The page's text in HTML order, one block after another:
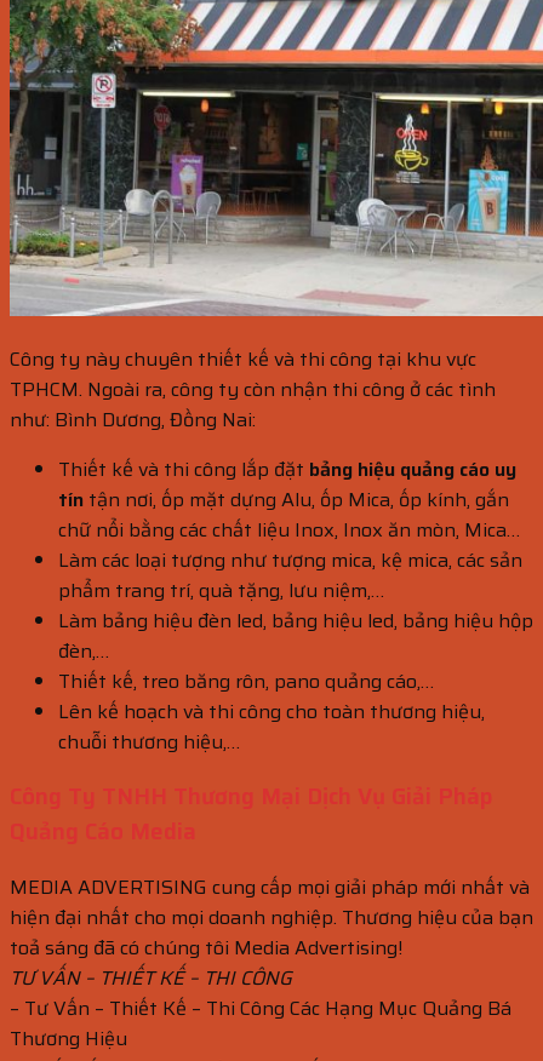
Công ty này chuyên thiết kế và thi công tại khu vực
TPHCM. Ngoài ra, công ty còn nhận thi công ở các tình
như: Bình Dương, Đồng Nai:
Thiết kế và thi công lắp đặt bảng hiệu quảng cáo uy
tín tận nơi, ốp mặt dựng Alu, ốp Mica, ốp kính, gắn
chữ nổi bằng các chất liệu Inox, Inox ăn mòn, Mica…
Làm các loại tượng như tượng mica, kệ mica, các sản
phẩm trang trí, quà tặng, lưu niệm,…
Làm bảng hiệu đèn led, bảng hiệu led, bảng hiệu hộp
đèn,…
Thiết kế, treo băng rôn, pano quảng cáo,…
Lên kế hoạch và thi công cho toàn thương hiệu,
chuỗi thương hiệu,…
Công Ty TNHH Thương Mại Dịch Vụ Giải Pháp
Quảng Cáo Media
MEDIA ADVERTISING cung cấp mọi giải pháp mới nhất và
hiện đại nhất cho mọi doanh nghiệp. Thương hiệu của bạn
toả sáng đã có chúng tôi Media Advertising!
TƯ VẤN – THIẾT KẾ – THI CÔNG
– Tư Vấn – Thiết Kế – Thi Công Các Hạng Mục Quảng Bá
Thương Hiệu